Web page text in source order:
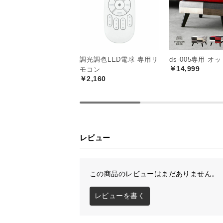
調光調色LED電球 専用リ
モコン
￥2,160
ds-005専用 オッ
￥14,999
レビュー
この商品のレビューはまだありません。
レビューを書く